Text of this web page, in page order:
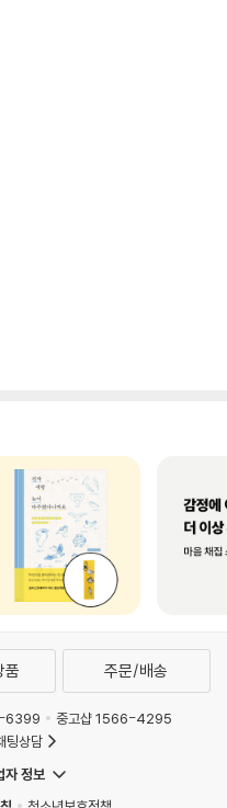
품 주문/배송
6399
중고샵 1566-4295
상담
자 정보